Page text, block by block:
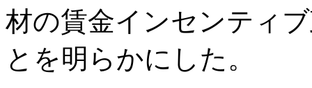
材の賃金インセンティ
とを明らかにした。